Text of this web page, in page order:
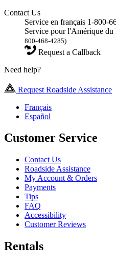
Contact Us
Service en français 1-800-
Service pour l'Amérique
800-468-4285)
Request a Callback
Need help?
Request Roadside Assistance
Français
Español
Customer Service
Contact Us
Roadside Assistance
My Account & Orders
Payments
Tips
FAQ
Accessibility
Customer Reviews
Rentals